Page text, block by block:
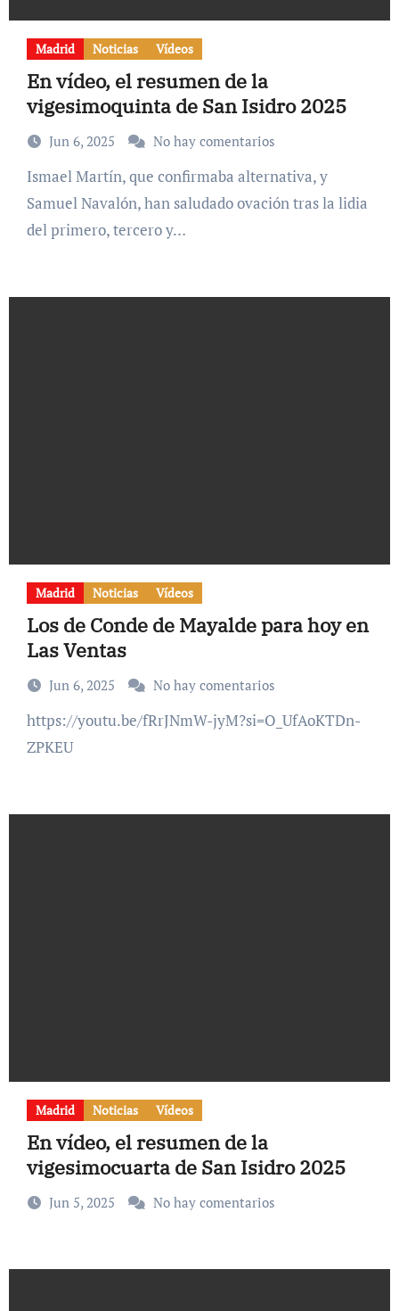
Madrid Noticias Vídeos
En vídeo, el resumen de la
vigesimoquinta de San Isidro 2025
Jun 6, 2025 No hay comentarios
Ismael Martín, que confirmaba alternativa, y
Samuel Navalón, han saludado ovación tras la lidia
del primero, tercero y…
Madrid Noticias Vídeos
Los de Conde de Mayalde para hoy en
Las Ventas
Jun 6, 2025 No hay comentarios
https://youtu.be/fRrJNmW-jyM?si=O_UfAoKTDn-
ZPKEU
Madrid Noticias Vídeos
En vídeo, el resumen de la
vigesimocuarta de San Isidro 2025
Jun 5, 2025 No hay comentarios